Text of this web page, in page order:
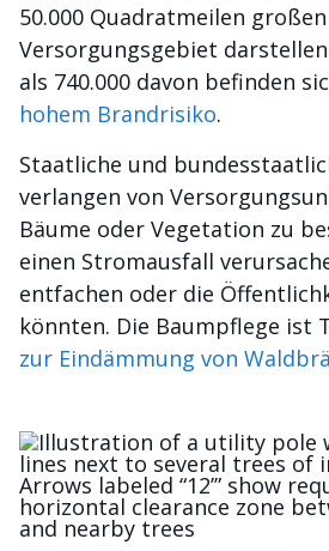
50.000 Quadratmeilen großen
Versorgungsgebiet
als 740.000 davon befinden
hohem Brandrisiko.
Staatliche und
verlangen von
Bäume oder Vegetation zu
einen Stromausfall
entfachen oder die
könnten. Die Baumpflege ist
zur Eindämmung von
Bild